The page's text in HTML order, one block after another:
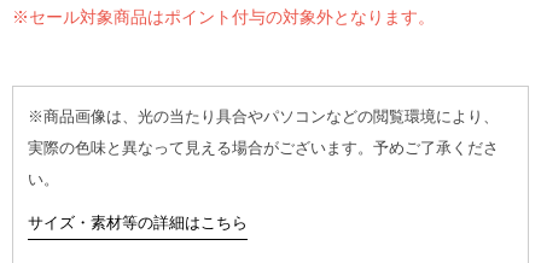
※セール対象商品はポイント付与の対象外となります。
※商品画像は、光の当たり具合やパソコンなどの閲覧環境により、
実際の色味と異なって見える場合がございます。予めご了承くださ
い。
サイズ・素材等の詳細はこちら